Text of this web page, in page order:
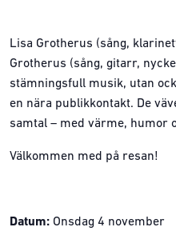
Lisa Grotherus (sång,
Grotherus (sång, gitarr,
stämningsfull musik, utan
en nära publikkontakt. De
samtal – med värme, humor
Välkommen med på resan!
Datum: Onsdag 4 november